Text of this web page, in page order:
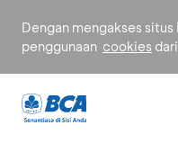
Dengan mengakses
penggunaan cookies